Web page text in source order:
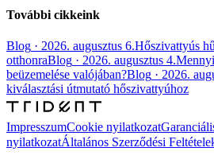
További cikkeink
Blog · 2026. augusztus 6.Hőszivattyús
otthonraBlog · 2026. augusztus 4.
beüzemelése valójában?Blog · 2026.
kiválasztási útmutató hőszivattyúhoz
ImpresszumCookie nyilatkozat
nyilatkozatÁltalános Szerződési